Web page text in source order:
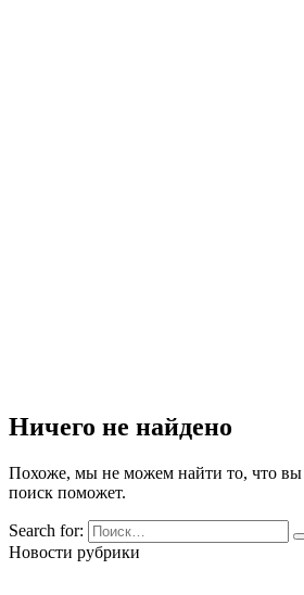
Ничего не найдено
Похоже, мы не можем найти то, что
поиск поможет.
Search for:
Новости рубрики